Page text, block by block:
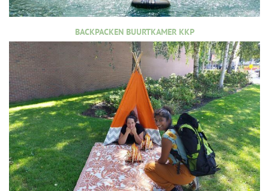
BACKPACKEN BUURTKAMER KKP